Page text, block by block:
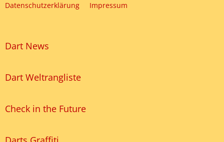
Datenschutzerklärung Impressum
Dart News
Dart Weltrangliste
Check in the Future